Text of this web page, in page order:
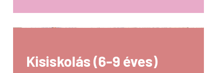
Kisiskolás (6-9 éves)